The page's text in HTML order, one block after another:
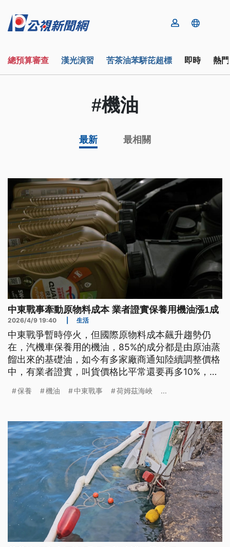
總預算審查 漢光演習 苦茶油苯駢芘超標 即時 熱
#機油
最新 最相關
中東戰事牽動原物料成本 業者證實保養用機油漲1成
2026/4/9 19:40 生活
中東戰爭暫時停火，但國際原物料成本飆升趨勢仍
在，汽機車保養用的機油，85%的成分都是由原油蒸
餾出來的基礎油，如今有多家廠商通知陸續調整價格
中，有業者證實，叫貨價格比平常還要再多10%，只
中油一艘裝載200萬桶原油的油輪有望在此時返台，
保養 機油 中東戰事 荷姆茲海峽 ...